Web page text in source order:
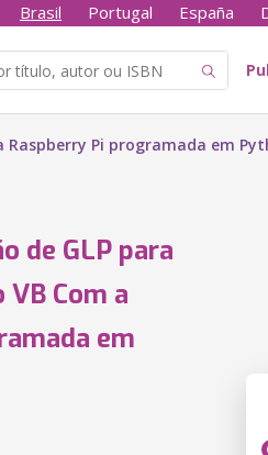
Brasil Portugal España
Raspberry Pi programada em
de GLP para
Com a
em